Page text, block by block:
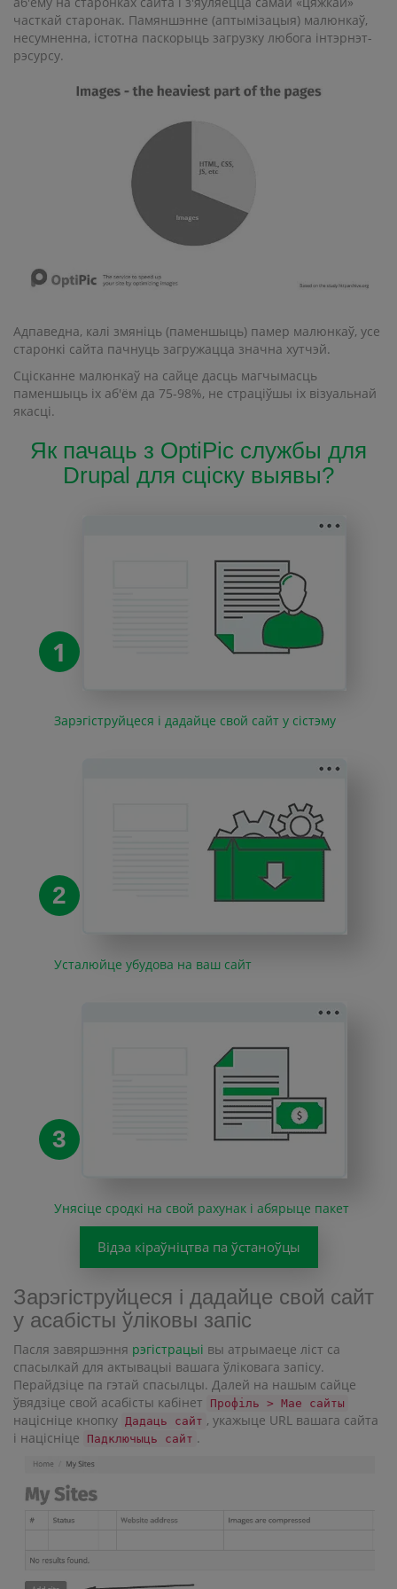
часткай старонак. Памяншэнне (аптымізацыя) малюнкаў,
несумненна, істотна паскорыць загрузку любога інтэрнэт-
рэсурсу.
Адпаведна, калі змяніць (паменшыць) памер малюнкаў, усе
старонкі сайта пачнуць загружацца значна хутчэй.
Сцісканне малюнкаў на сайце дасць магчымасць
паменшыць іх аб'ём да 75-98%, не страціўшы іх візуальнай
якасці.
Як пачаць з OptiPic службы для
Drupal для сціску выявы?
1
Зарэгіструйцеся і дадайце свой сайт у сістэму
2
Усталюйце убудова на ваш сайт
3
Унясіце сродкі на свой рахунак і абярыце пакет
Відэа кіраўніцтва па ўстаноўцы
Зарэгіструйцеся і дадайце свой сайт
у асабісты ўліковы запіс
Пасля завяршэння рэгістрацыі вы атрымаеце ліст са
спасылкай для актывацыі вашага ўліковага запісу.
Перайдзіце па гэтай спасылцы. Далей на нашым сайце
ўвядзіце свой асабісты кабінет
Профіль > Мае сайты
націсніце кнопку Дадаць сайт , укажыце URL вашага сайта
і націсніце
Падключыць сайт .